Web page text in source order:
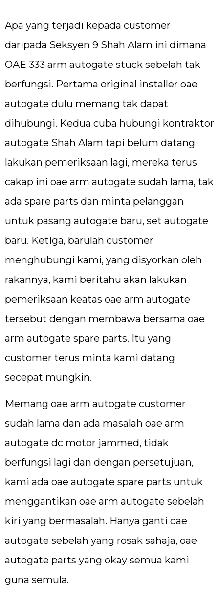
Apa yang terjadi kepada customer
daripada Seksyen 9 Shah Alam ini dimana
OAE 333 arm autogate stuck sebelah tak
berfungsi. Pertama original installer oae
autogate dulu memang tak dapat
dihubungi. Kedua cuba hubungi kontraktor
autogate Shah Alam tapi belum datang
lakukan pemeriksaan lagi, mereka terus
cakap ini oae arm autogate sudah lama, tak
ada spare parts dan minta pelanggan
untuk pasang autogate baru, set autogate
baru. Ketiga, barulah customer
menghubungi kami, yang disyorkan oleh
rakannya, kami beritahu akan lakukan
pemeriksaan keatas oae arm autogate
tersebut dengan membawa bersama oae
arm autogate spare parts. Itu yang
customer terus minta kami datang
secepat mungkin.
Memang oae arm autogate customer
sudah lama dan ada masalah oae arm
autogate dc motor jammed, tidak
berfungsi lagi dan dengan persetujuan,
kami ada oae autogate spare parts untuk
menggantikan oae arm autogate sebelah
kiri yang bermasalah. Hanya ganti oae
autogate sebelah yang rosak sahaja, oae
autogate parts yang okay semua kami
guna semula.